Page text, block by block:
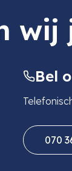
wij
Bel
070